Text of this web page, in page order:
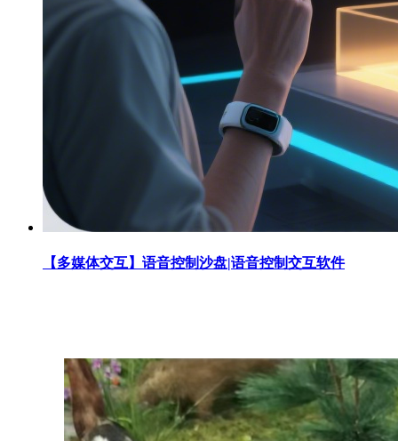
【多媒体交互】语音控制沙盘|语音控制交互软件